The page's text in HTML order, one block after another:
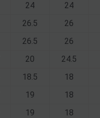
24 24
26.5
26
26.5
26
20
24.5
18.5
18
19
18
19
18